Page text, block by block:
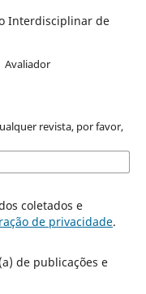
Interdisciplinar de
Avaliador
revista, por favor,
coletados e
de privacidade.
de publicações e